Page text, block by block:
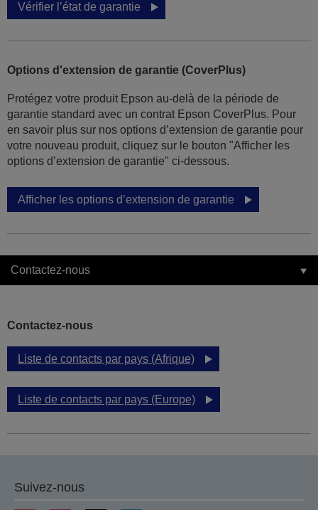
Vérifier l’état de garantie
Options d'extension de garantie (CoverPlus)
Protégez votre produit Epson au-delà de la période de
garantie standard avec un contrat Epson CoverPlus. Pour
en savoir plus sur nos options d’extension de garantie pour
votre nouveau produit, cliquez sur le bouton "Afficher les
options d’extension de garantie" ci-dessous.
Afficher les options d’extension de garantie
Contactez-nous
Contactez-nous
Liste de contacts par pays (Afrique)
Liste de contacts par pays (Europe)
Suivez-nous